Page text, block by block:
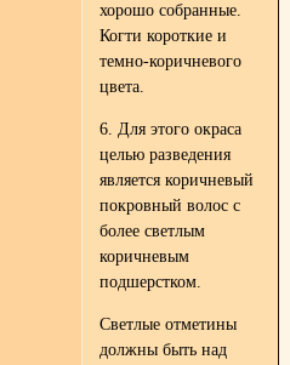
хорошо собранные.
Когти короткие и
темно-коричневого
цвета.
6. Для этого окраса
целью разведения
является коричневый
покровный волос с
более светлым
коричневым
подшерстком.
Светлые отметины
должны быть над